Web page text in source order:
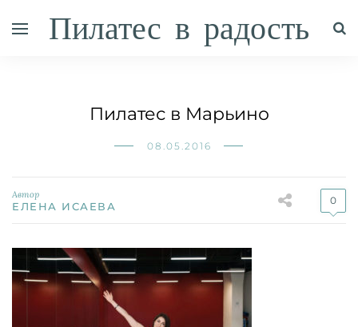
Пилатес в радость
Пилатес в Марьино
08.05.2016
Автор
ЕЛЕНА ИСАЕВА 0